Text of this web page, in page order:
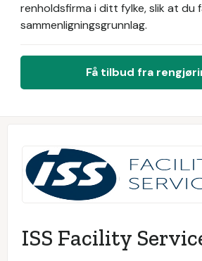
renholdsfirma i ditt fylke, slik at du
sammenligningsgrunnlag.
Få tilbud fra
ISS Facility